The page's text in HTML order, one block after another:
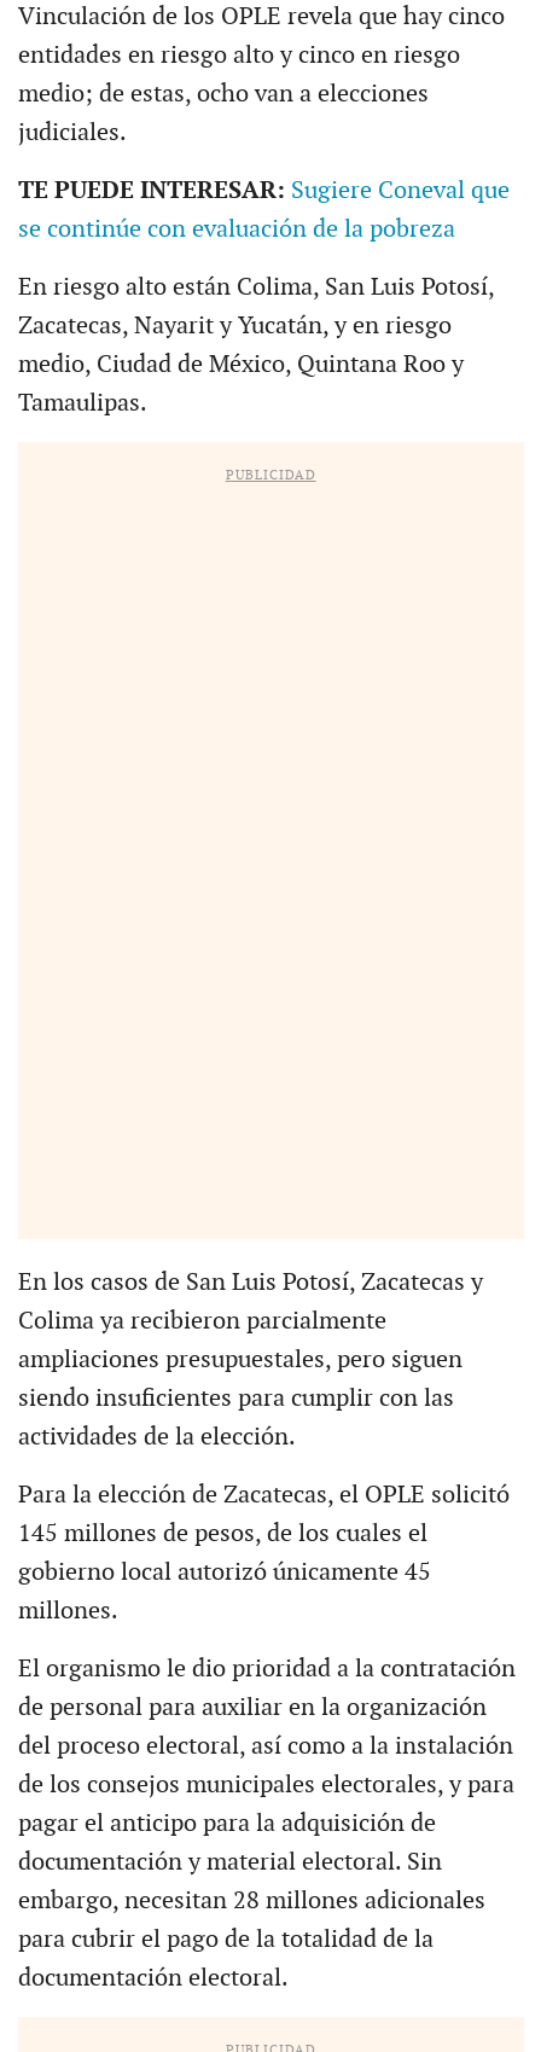
Vinculación de los OPLE revela que hay cinco
entidades en riesgo alto y cinco en riesgo
medio; de estas, ocho van a elecciones
judiciales.
TE PUEDE INTERESAR: Sugiere Coneval que
se continúe con evaluación de la pobreza
En riesgo alto están Colima, San Luis Potosí,
Zacatecas, Nayarit y Yucatán, y en riesgo
medio, Ciudad de México, Quintana Roo y
Tamaulipas.
PUBLICIDAD
En los casos de San Luis Potosí, Zacatecas y
Colima ya recibieron parcialmente
ampliaciones presupuestales, pero siguen
siendo insuficientes para cumplir con las
actividades de la elección.
Para la elección de Zacatecas, el OPLE solicitó
145 millones de pesos, de los cuales el
gobierno local autorizó únicamente 45
millones.
El organismo le dio prioridad a la contratación
de personal para auxiliar en la organización
del proceso electoral, así como a la instalación
de los consejos municipales electorales, y para
pagar el anticipo para la adquisición de
documentación y material electoral. Sin
embargo, necesitan 28 millones adicionales
para cubrir el pago de la totalidad de la
documentación electoral.